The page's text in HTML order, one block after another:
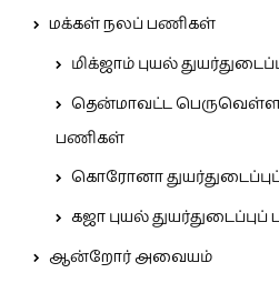
மக்கள் நலப் பணிகள்
மிக்ஜாம் புயல்
தென்மாவட்ட பெருவெள்ள
பணிகள்
கொரோனா
கஜா புயல்
ஆன்றோர் அவையம்